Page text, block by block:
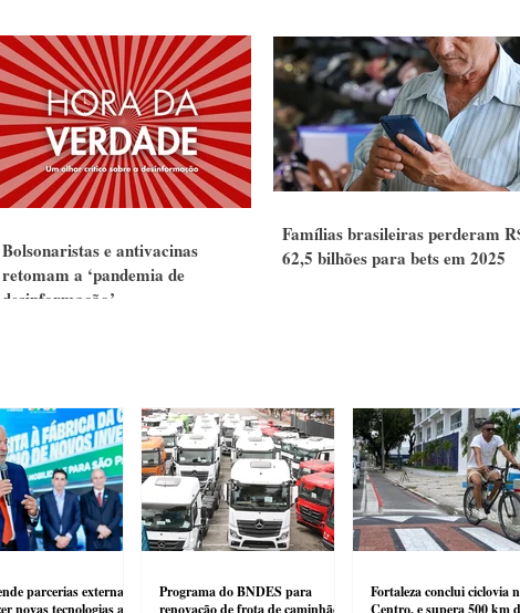
Bolsonaristas e antivacinas
retomam a ‘pandemia de
desinformação’
Famílias brasileiras perderam
62,5 bilhões para bets em 2025
parcerias externas
novas tecnologias ao
Programa do BNDES para
renovação de frota de caminhão
Fortaleza conclui ciclovia
Centro, e supera 500 km